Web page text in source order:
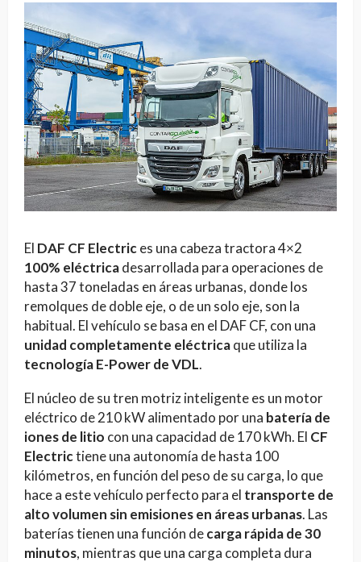
El DAF CF Electrices una cabeza tractora 4×2
100% eléctricadesarrollada para operaciones de
hasta 37 toneladas en áreas urbanas, donde los
remolques de doble eje, o de un solo eje, son la
habitual. El vehículo se basa en el DAF CF, con una
unidad completamente eléctricaque utiliza la
tecnología E-Power de VDL.
El núcleo de su tren motriz inteligente es un motor
eléctrico de 210 kW alimentado por una batería de
iones de litio con una capacidad de 170 kWh. El CF
Electrictiene una autonomía de hasta 100
kilómetros, en función del peso de su carga, lo que
hace a este vehículo perfecto para el transporte de
alto volumen sin emisiones en áreas urbanas. Las
baterías tienen una función decarga rápida de 30
minutos, mientras que una carga completa dura